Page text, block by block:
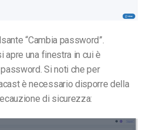
“Cambia password”.
apre una finestra in cui è
Si noti che per
è necessario disporre della
di sicurezza: